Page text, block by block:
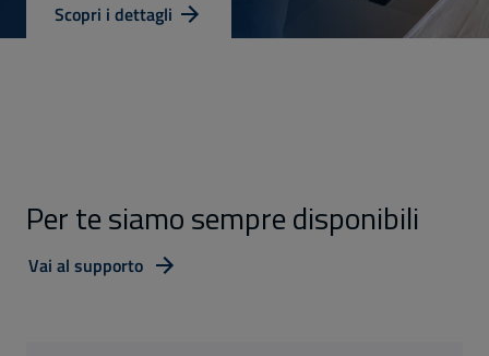
Scopri i dettagli
Per te siamo sempre disponibili
Vai al supporto